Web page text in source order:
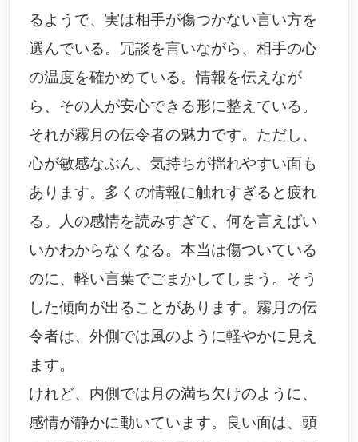
るようで、実は相手が傷つかない言い方を
選んでいる。冗談を言いながら、相手の心
の温度を確かめている。情報を伝えなが
ら、その人が安心できる形に整えている。
それが霧月の伝令者の魅力です。ただし、
心が敏感なぶん、気持ちが揺れやすい面も
あります。多くの情報に触れすぎると疲れ
る。人の感情を読みすぎて、何を言えばい
いかわからなくなる。本当は傷ついている
のに、軽い言葉でごまかしてしまう。そう
した傾向が出ることがあります。霧月の伝
令者は、外側では風のように軽やかに見え
ます。
けれど、内側では月の満ち欠けのように、
感情が静かに動いています。良い面は、頭